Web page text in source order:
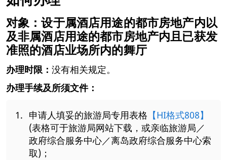
对象：设于属酒店用途的都市房地产内以
及非属酒店用途的都市房地产内且已获发
准照的酒店业场所内的舞厅
办理时限： 没有相关规定。
办理手续及所须文件：
申请人填妥的旅游局专用表格 【HI格式808】
(表格可于旅游局网站下载，或亲临旅游局／
政府综合服务中心／离岛政府综合服务中心索
取)；